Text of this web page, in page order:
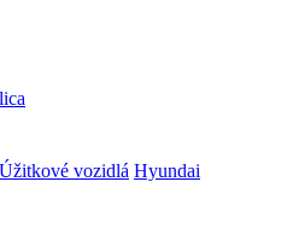
vozidlá Hyundai